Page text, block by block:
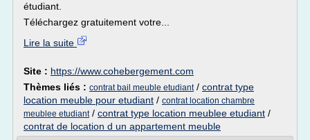
étudiant.
Téléchargez gratuitement votre...
Lire la suite
Site : https://www.cohebergement.com
Thèmes liés : contrat bail meuble etudiant/ contrat type
location meuble pour etudiant / contrat location chambre
meublee etudiant/ contrat type location meublee etudiant /
contrat de location d un appartement meuble